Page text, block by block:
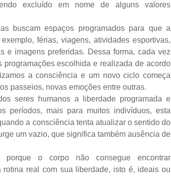
excluído em nome de alguns valores
buscam espaços programados para que a
férias, viagens, atividades esportivas,
e imagens preferidas. Dessa forma, cada vez
programações escolhida e realizada de acordo
a consciência e um novo ciclo começa
passeios, novas emoções entre outras.
seres humanos a liberdade programada e
períodos, mais para muitos indivíduos, esta
a consciência tenta atualizar o sentido do
um vazio, que significa também ausência de
porque o corpo não consegue encontrar
real com sua liberdade, isto é, ideais ou